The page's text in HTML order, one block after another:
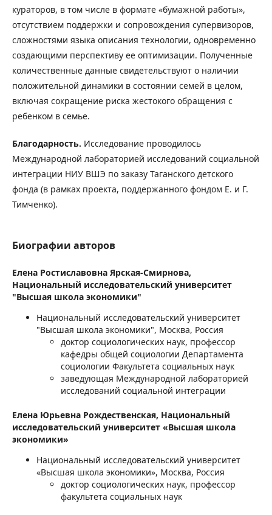
кураторов, в том числе в формате «бумажной работы»,
отсутствием поддержки и сопровождения супервизоров,
сложностями языка описания технологии, одновременно
создающими перспективу ее оптимизации. Полученные
количественные данные свидетельствуют о наличии
положительной динамики в состоянии семей в целом,
включая сокращение риска жестокого обращения с
ребенком в семье.
Благодарность. Исследование проводилось
Международной лабораторией исследований социальной
интеграции НИУ ВШЭ по заказу Таганского детского
фонда (в рамках проекта, поддержанного фондом Е. и Г.
Тимченко).
Биографии авторов
Елена Ростиславовна Ярская-Смирнова,
Национальный исследовательский университет
"Высшая школа экономики"
Национальный исследовательский университет
"Высшая школа экономики", Москва, Россия
доктор социологических наук, профессор
кафедры общей социологии Департамента
социологии Факультета социальных наук
заведующая Международной лабораторией
исследований социальной интеграции
Елена Юрьевна Рождественская, Национальный
исследовательский университет «Высшая школа
экономики»
Национальный исследовательский университет
«Высшая школа экономики», Москва, Россия
доктор социологических наук, профессор
факультета социальных наук